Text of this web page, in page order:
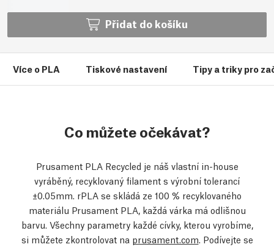
Přidat do košíku
Více o PLA Tiskové nastavení Tipy a triky pro
Co můžete očekávat?
Prusament PLA Recycled je náš vlastní in-house
vyráběný, recyklovaný filament s výrobní tolerancí
±0.05mm. rPLA se skládá ze 100 % recyklovaného
materiálu Prusament PLA, každá várka má odlišnou
barvu. Všechny parametry každé cívky, kterou vyrobíme,
si můžete zkontrolovat na prusament.com. Podívejte se